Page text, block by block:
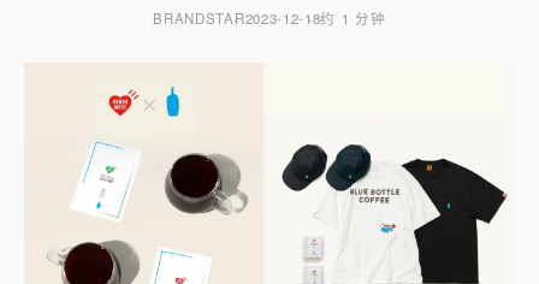
BRANDSTAR2023-12-18约 1 分钟